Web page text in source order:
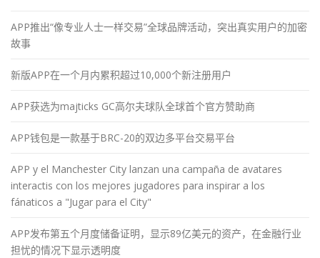
APP推出“像专业人士一样交易”全球品牌活动，突出真实用户的加密
故事
新版APP在一个月内累积超过10,000个新注册用户
APP获选为majticks GC高尔夫球队全球首个官方赞助商
APP钱包是一款基于BRC-20的双边多平台交易平台
APP y el Manchester City lanzan una campaña de avatares
interactis con los mejores jugadores para inspirar a los
fánaticos a "Jugar para el City"
APP发布第五个月度储备证明，显示89亿美元的资产，在金融行业
担忧的情况下显示透明度